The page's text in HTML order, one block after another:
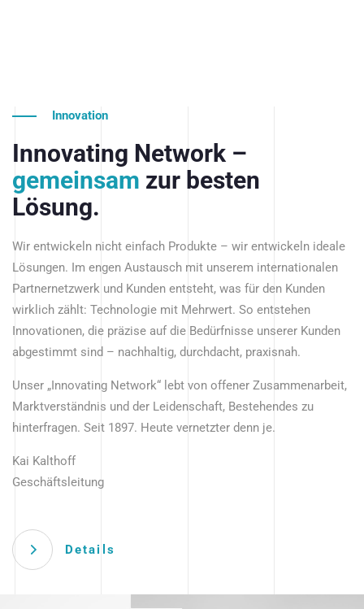
Innovation
Innovating Network –
gemeinsam zur besten
Lösung.
Wir entwickeln nicht einfach Produkte – wir entwickeln ideale
Lösungen. Im engen Austausch mit unserem internationalen
Partnernetzwerk und Kunden entsteht, was für den Kunden
wirklich zählt: Technologie mit Mehrwert. So entstehen
Innovationen, die präzise auf die Bedürfnisse unserer Kunden
abgestimmt sind – nachhaltig, durchdacht, praxisnah.
Unser „Innovating Network“ lebt von offener Zusammenarbeit,
Marktverständnis und der Leidenschaft, Bestehendes zu
hinterfragen. Seit 1897. Heute vernetzter denn je.
Kai Kalthoff
Geschäftsleitung
Details